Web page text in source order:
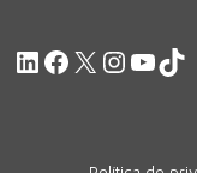
LinkedIn
Facebook
X